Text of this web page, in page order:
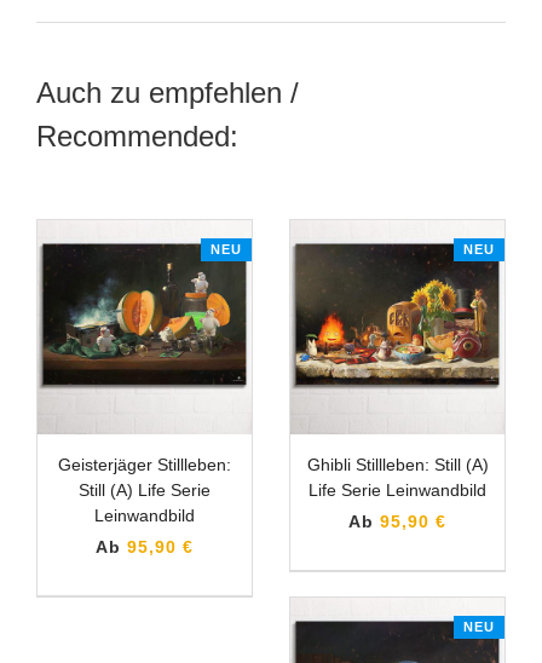
Auch zu empfehlen /
Recommended:
NEU
Geisterjäger Stillleben:
Still (A) Life Serie
Leinwandbild
Ab 95,90 €
NEU
Ghibli Stillleben: Still (A)
Life Serie Leinwandbild
Ab 95,90 €
NEU